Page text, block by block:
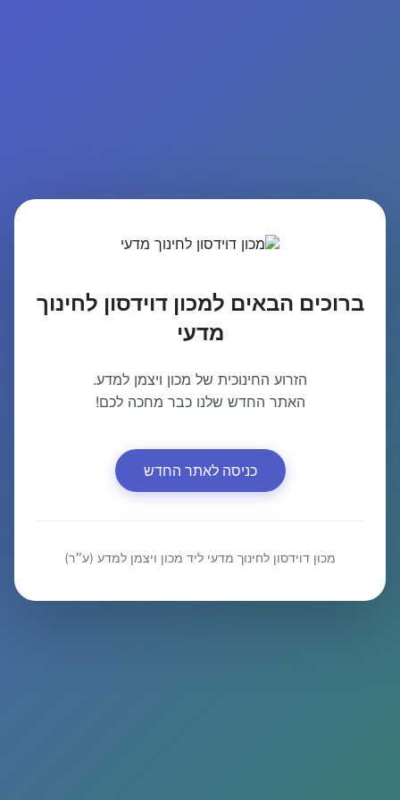
ברוכים הבאים למכון דוידסון לחינוך
מדעי
הזרוע החינוכית של מכון ויצמן למדע.
האתר החדש שלנו כבר מחכה לכם!
כניסה לאתר החדש
מכון דוידסון לחינוך מדעי ליד מכון ויצמן למדע (ע״ר)